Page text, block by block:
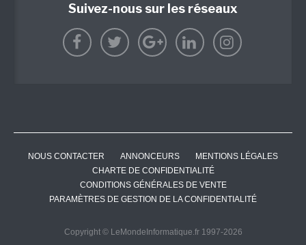
Suivez-nous sur les réseaux
NOUS CONTACTER ANNONCEURS
MENTIONS LÉGALES
CHARTE DE CONFIDENTIALITÉ
CONDITIONS GÉNÉRALES DE VENTE
PARAMÈTRES DE GESTION DE LA CONFIDENTIALITÉ
Copyright © LeMondeInformatique.fr 1997-2026